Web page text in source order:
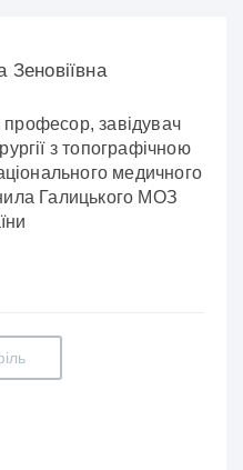
завідувач
з топографічною
медичного
Галицького МОЗ